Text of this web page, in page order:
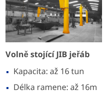
Volně stojící JIB jeřáb
Kapacita: až 16 tun
Délka ramene: až 16m